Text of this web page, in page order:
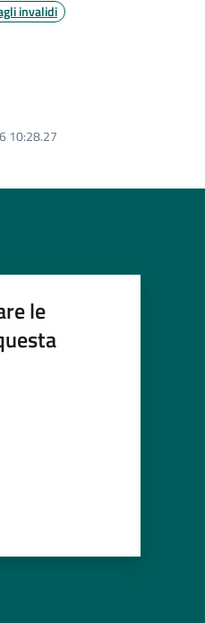
invalidi
10:28.27
le